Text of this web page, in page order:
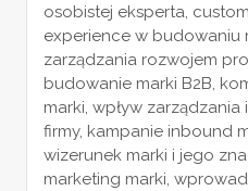
osobistej eksperta,
experience w budowaniu
zarządzania rozwojem
budowanie marki B2B,
marki, wpływ
firmy, kampanie inbound
wizerunek marki i jego
marketing marki,